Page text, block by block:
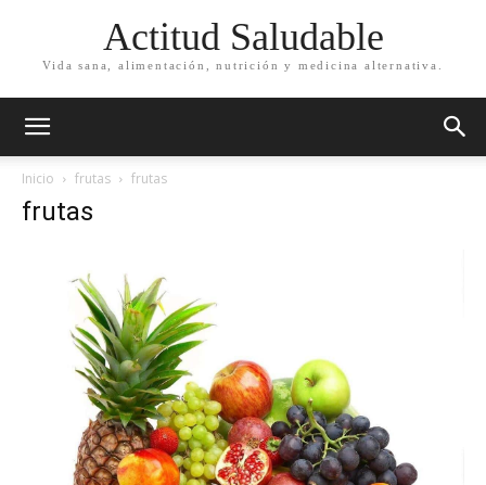
Actitud Saludable
Vida sana, alimentación, nutrición y medicina alternativa.
Inicio frutas frutas
frutas